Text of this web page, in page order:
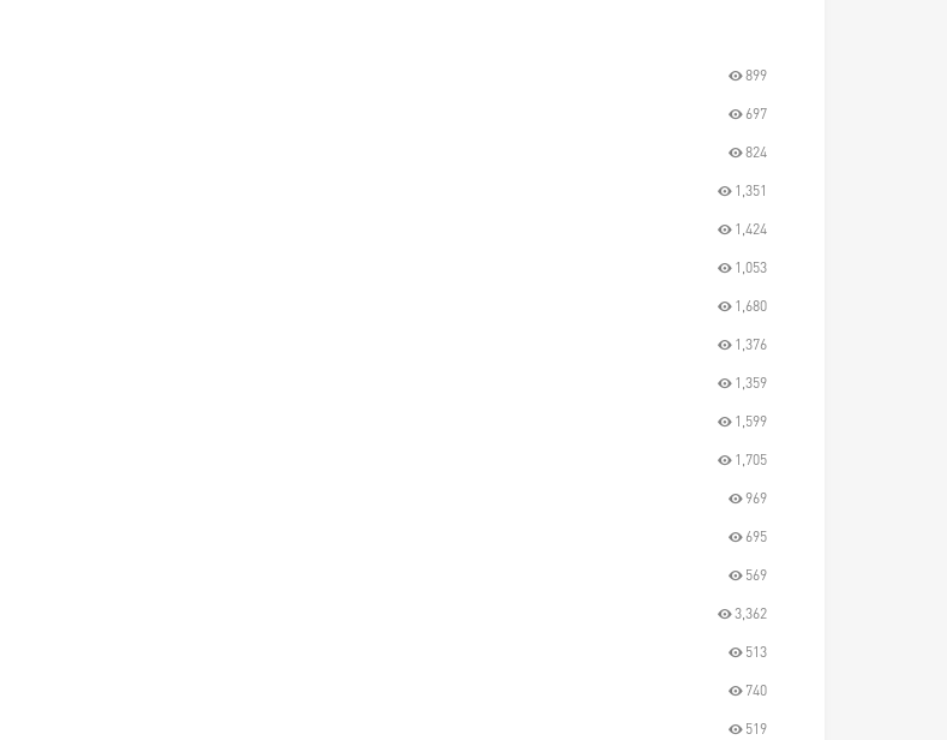
899
697
824
1,351
1,424
1,053
1,680
1,376
1,359
1,599
1,705
969
695
569
3,362
513
740
519